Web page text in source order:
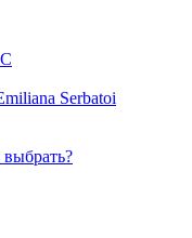
Serbatoi